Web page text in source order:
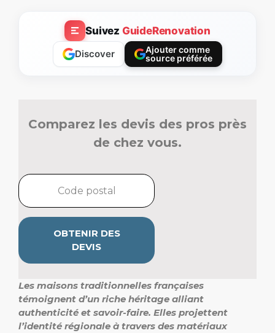
Suivez GuideRenovation
Discover
Ajouter comme
source préférée
Comparez les devis des pros près
de chez vous.
OBTENIR DES
DEVIS
Les maisons traditionnelles françaises
témoignent d’un riche héritage alliant
authenticité et savoir-faire. Elles projettent
l’identité régionale à travers des matériaux